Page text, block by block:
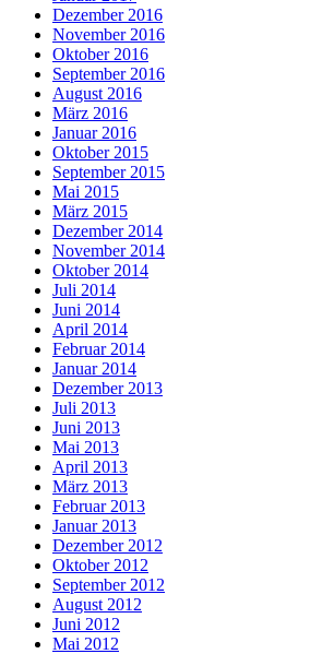
Dezember 2016
November 2016
Oktober 2016
September 2016
August 2016
März 2016
Januar 2016
Oktober 2015
September 2015
Mai 2015
März 2015
Dezember 2014
November 2014
Oktober 2014
Juli 2014
Juni 2014
April 2014
Februar 2014
Januar 2014
Dezember 2013
Juli 2013
Juni 2013
Mai 2013
April 2013
März 2013
Februar 2013
Januar 2013
Dezember 2012
Oktober 2012
September 2012
August 2012
Juni 2012
Mai 2012